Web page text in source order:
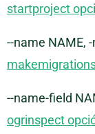
startproject
--name NAME,
--name-field
ogrinspect